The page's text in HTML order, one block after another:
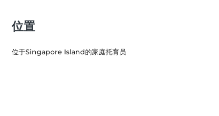
位置
位于Singapore Island的家庭托育员